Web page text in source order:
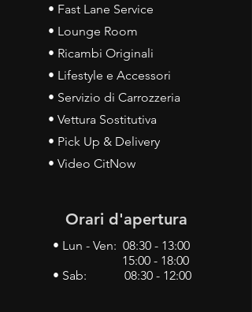
• Fast Lane Service
• Lounge Room
• Ricambi Originali
• Lifestyle e Accessori
• Servizio di Carrozzeria
• Vettura Sostitutiva
• Pick Up & Delivery
• Video CitNow
Orari d'apertura
• Lun - Ven: 08:30 - 13:00
15:00 - 18:00
• Sab: 08:30 - 12:00